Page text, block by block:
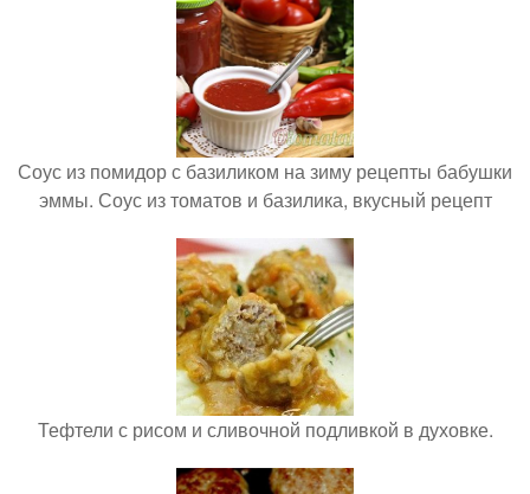
Соус из помидор с базиликом на зиму рецепты бабушки
эммы. Соус из томатов и базилика, вкусный рецепт
Тефтели с рисом и сливочной подливкой в духовке.